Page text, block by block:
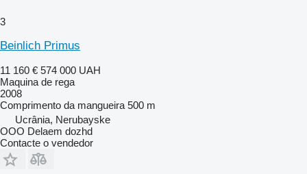
3
Beinlich Primus
11 160 € 574 000 UAH
Maquina de rega
2008
Comprimento da mangueira 500 m
Ucrânia, Nerubayske
OOO Delaem dozhd
Contacte o vendedor